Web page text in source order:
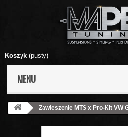
Koszyk (pusty)
MENU
Zawieszenie MTS x Pro-Kit VW